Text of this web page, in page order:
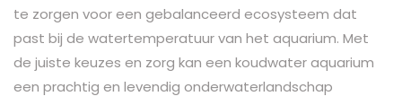
te zorgen voor een gebalanceerd ecosysteem dat
past bij de watertemperatuur van het aquarium. Met
de juiste keuzes en zorg kan een koudwater aquarium
een prachtig en levendig onderwaterlandschap